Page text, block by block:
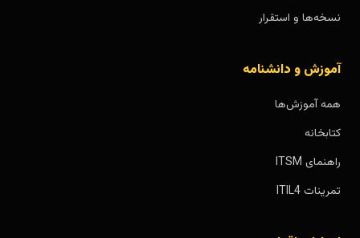
نسخه‌ها و استقرار
آموزش و دانشنامه
همه آموزش‌ها
کتابخانه
راهنمای ITSM
تمرینات ITIL4